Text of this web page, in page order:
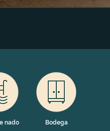
nado Bodega